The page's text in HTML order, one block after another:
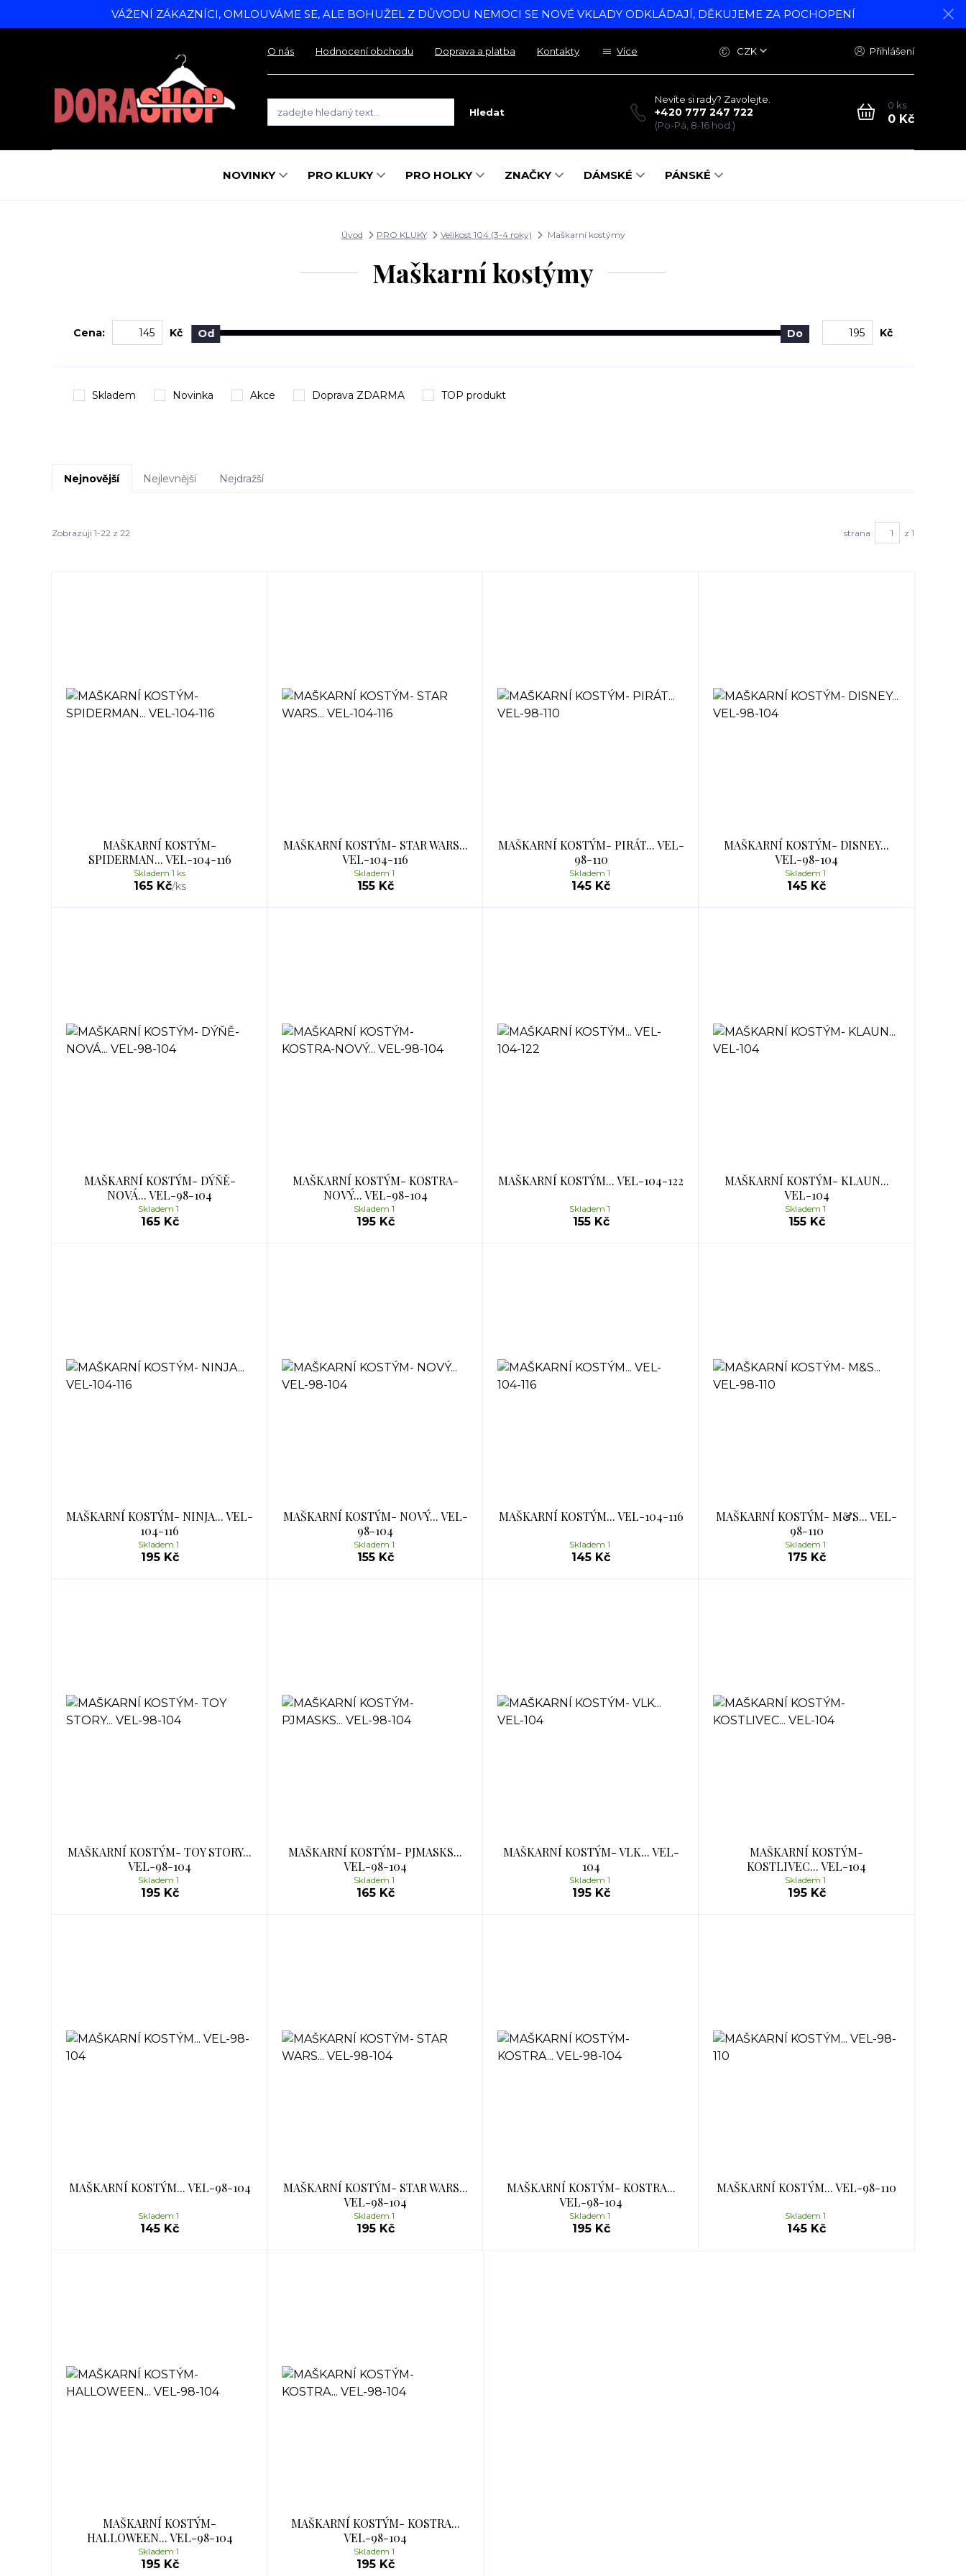
VÁŽENÍ ZÁKAZNÍCI, OMLOUVÁME SE, ALE BOHUŽEL Z DŮVODU NEMOCI SE NOVÉ VKLADY ODKLÁDAJÍ, DĚKUJEME ZA POCHOPENÍ
O nás Hodnocení obchodu Doprava a platba Kontakty Více CZK Přihlášení
Hledat
Nevíte si rady? Zavolejte.
+420 777 247 722
(Po-Pá, 8-16 hod.)
0 ks
0 Kč
NOVINKY PRO KLUKY PRO HOLKY ZNAČKY DÁMSKÉ PÁNSKÉ
Úvod PRO KLUKY Velikost 104 (3-4 roky) Maškarní kostýmy
Maškarní kostýmy
Cena: Kč Od Do Kč
Skladem Novinka Akce Doprava ZDARMA TOP produkt
Nejnovější Nejlevnější Nejdražší
Zobrazuji 1-22 z 22 strana z 1
MAŠKARNÍ KOSTÝM-
SPIDERMAN... VEL-104-116
165 Kč/ks
Skladem 1 ks
MAŠKARNÍ KOSTÝM- STAR WARS...
VEL-104-116
155 Kč
Skladem 1
MAŠKARNÍ KOSTÝM- PIRÁT... VEL-
98-110
145 Kč
Skladem 1
MAŠKARNÍ KOSTÝM- DISNEY...
VEL-98-104
145 Kč
Skladem 1
MAŠKARNÍ KOSTÝM- DÝŇĚ-
NOVÁ... VEL-98-104
165 Kč
Skladem 1
MAŠKARNÍ KOSTÝM- KOSTRA-
NOVÝ... VEL-98-104
195 Kč
Skladem 1
MAŠKARNÍ KOSTÝM... VEL-104-122
155 Kč
Skladem 1
MAŠKARNÍ KOSTÝM- KLAUN...
VEL-104
155 Kč
Skladem 1
MAŠKARNÍ KOSTÝM- NINJA... VEL-
104-116
195 Kč
Skladem 1
MAŠKARNÍ KOSTÝM- NOVÝ... VEL-
98-104
155 Kč
Skladem 1
MAŠKARNÍ KOSTÝM... VEL-104-116
145 Kč
Skladem 1
MAŠKARNÍ KOSTÝM- M&S... VEL-
98-110
175 Kč
Skladem 1
MAŠKARNÍ KOSTÝM- TOY STORY...
VEL-98-104
195 Kč
Skladem 1
MAŠKARNÍ KOSTÝM- PJMASKS...
VEL-98-104
165 Kč
Skladem 1
MAŠKARNÍ KOSTÝM- VLK... VEL-
104
195 Kč
Skladem 1
MAŠKARNÍ KOSTÝM-
KOSTLIVEC... VEL-104
195 Kč
Skladem 1
MAŠKARNÍ KOSTÝM... VEL-98-104
145 Kč
Skladem 1
MAŠKARNÍ KOSTÝM- STAR WARS...
VEL-98-104
195 Kč
Skladem 1
MAŠKARNÍ KOSTÝM- KOSTRA...
VEL-98-104
195 Kč
Skladem 1
MAŠKARNÍ KOSTÝM... VEL-98-110
145 Kč
Skladem 1
MAŠKARNÍ KOSTÝM-
HALLOWEEN... VEL-98-104
195 Kč
Skladem 1
MAŠKARNÍ KOSTÝM- KOSTRA...
VEL-98-104
195 Kč
Skladem 1